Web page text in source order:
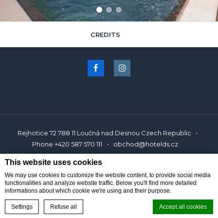
This website uses cookies
We may use cookies to customize the website content, to provide social media
functionalities and analyze website traffic. Below you'll find more detailed
informations about which cookie we're using and their purpose.
Settings Refuse all Accept all cookies
Reservations BOOK ONLINE
CREDITS
Rejhotice 72 788 11 Loučná nad Desnou Czech Republic
Phone +420 587 570 111 obchod@hotelds.cz
Desnou